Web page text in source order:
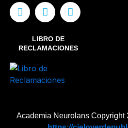
F
a
b
o
k
I
n
t
a
r
a
Y
o
u
LIBRO DE
RECLAMACIONES
Academia Neurolans Copyright